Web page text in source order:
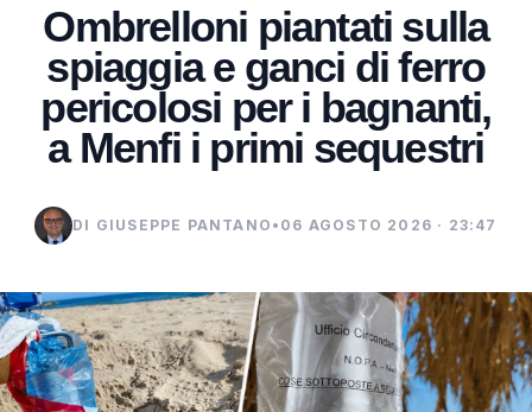
Ombrelloni piantati sulla
spiaggia e ganci di ferro
pericolosi per i bagnanti,
a Menfi i primi sequestri
DI GIUSEPPE PANTANO • 06 AGOSTO 2026 · 23:47